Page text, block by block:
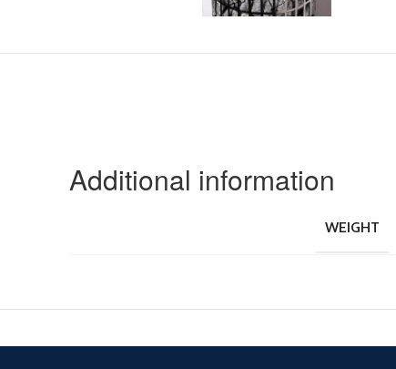
Additional information
WEIGHT